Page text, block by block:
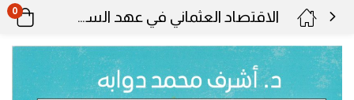
الاقتصاد العثماني في عهد السلطان عبدالحميد الثاني 0